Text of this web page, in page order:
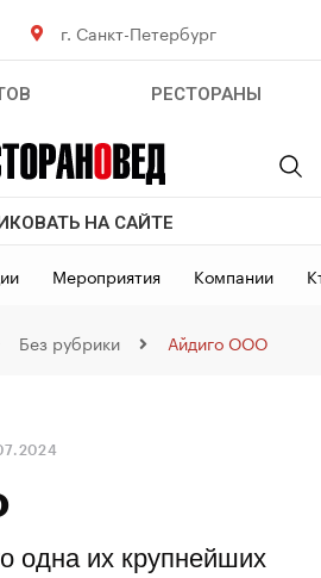
г. Санкт-Петербург
РЕСТОРАНЫ
НА САЙТЕ
Мероприятия Компании
Без рубрики Айдиго ООО
одна их крупнейших